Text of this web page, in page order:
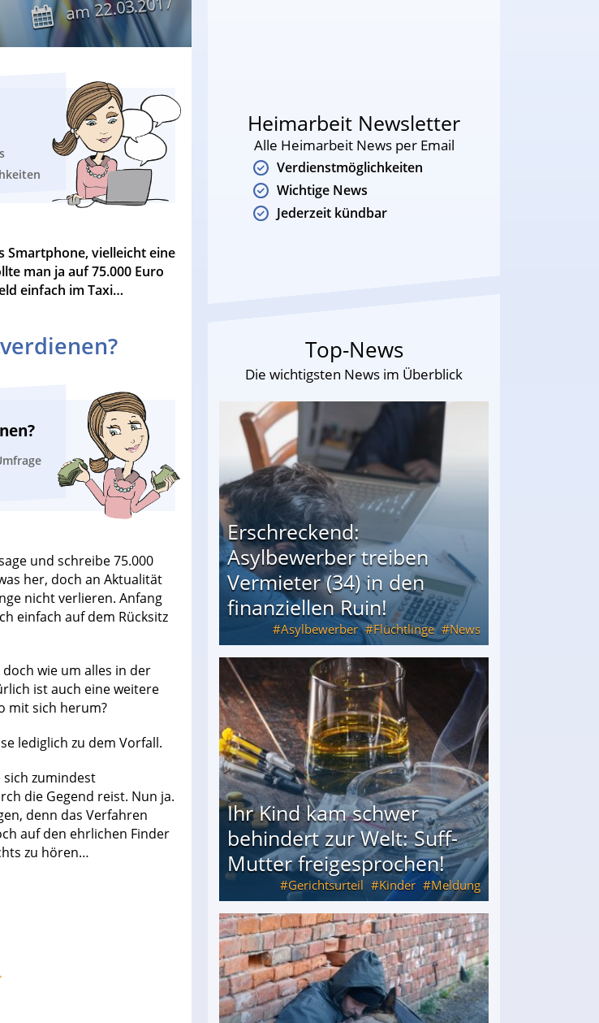
am
Smartphone, vielleicht eine
man ja auf 75.000 Euro
einfach im Taxi…
und schreibe 75.000
her, doch an Aktualität
nicht verlieren. Anfang
einfach auf dem Rücksitz
wie um alles in der
ist auch eine weitere
mit sich herum?
lediglich zu dem Vorfall.
sich zumindest
die Gegend reist. Nun ja.
denn das Verfahren
auf den ehrlichen Finder
zu hören…
Heimarbeit Newsletter
Alle Heimarbeit News per Email
Verdienstmöglichkeiten
Wichtige News
Jederzeit kündbar
Top-News
Die wichtigsten News im Überblick
Erschreckend:
Asylbewerber treiben
Vermieter (34) in den
finanziellen Ruin!
Asylbewerber Flüchtlinge News
Asylbewerber treiben Vermieter (34) in den finanziellen Ruin!
Ihr Kind kam schwer
behindert zur Welt: Suff-
Mutter freigesprochen!
Gerichtsurteil Kinder Meldung
kam schwer behindert zur Welt: Suff-Mutter freigesprochen!